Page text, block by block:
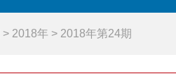
> 2018年 > 2018年第24期